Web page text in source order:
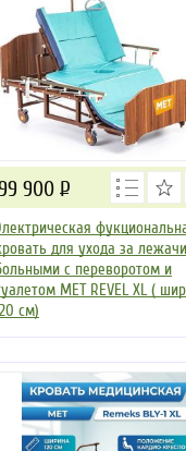
для ухода за
с переворотом и
MET REVEL XL (
см)
: коричневый
900 Р